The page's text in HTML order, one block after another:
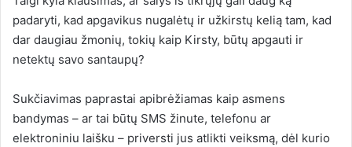
padaryti, kad apgavikus nugalėtų ir užkirstų kelią tam, kad
dar daugiau žmonių, tokių kaip Kirsty, būtų apgauti ir
netektų savo santaupų?
Sukčiavimas paprastai apibrėžiamas kaip asmens
bandymas – ar tai būtų SMS žinute, telefonu ar
elektroniniu laišku – priversti jus atlikti veiksmą, dėl kurio